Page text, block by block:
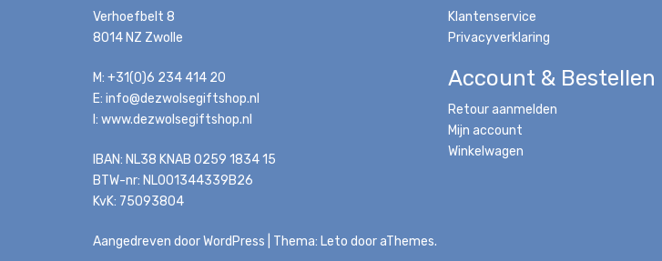
Verhoefbelt 8
8014 NZ Zwolle
M: +31(0)6 234 414 20
E: info@dezwolsegiftshop.nl
I: www.dezwolsegiftshop.nl
IBAN: NL38 KNAB 0259 1834 15
BTW-nr: NL001344339B26
KvK: 75093804
Klantenservice
Privacyverklaring
Account & Bestellen
Retour aanmelden
Mijn account
Winkelwagen
Aangedreven door WordPress Thema: Leto door aThemes.